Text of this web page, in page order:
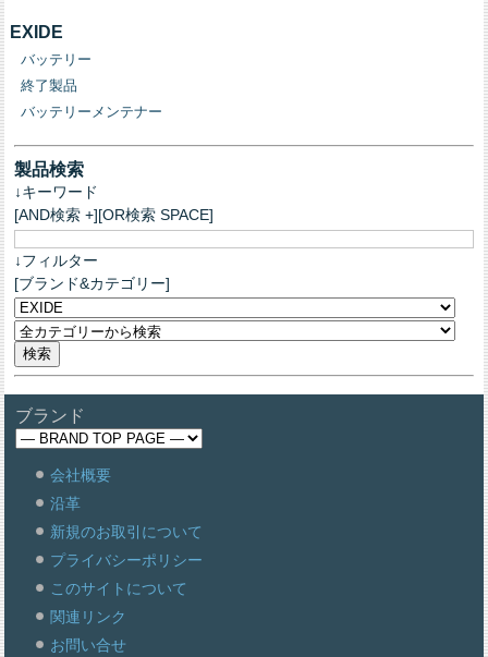
EXIDE
バッテリー
終了製品
バッテリーメンテナー
製品検索
↓キーワード
[AND検索 +][OR検索 SPACE]
↓フィルター
[ブランド&カテゴリー]
ブランド
会社概要
沿革
新規のお取引について
プライバシーポリシー
このサイトについて
関連リンク
お問い合せ